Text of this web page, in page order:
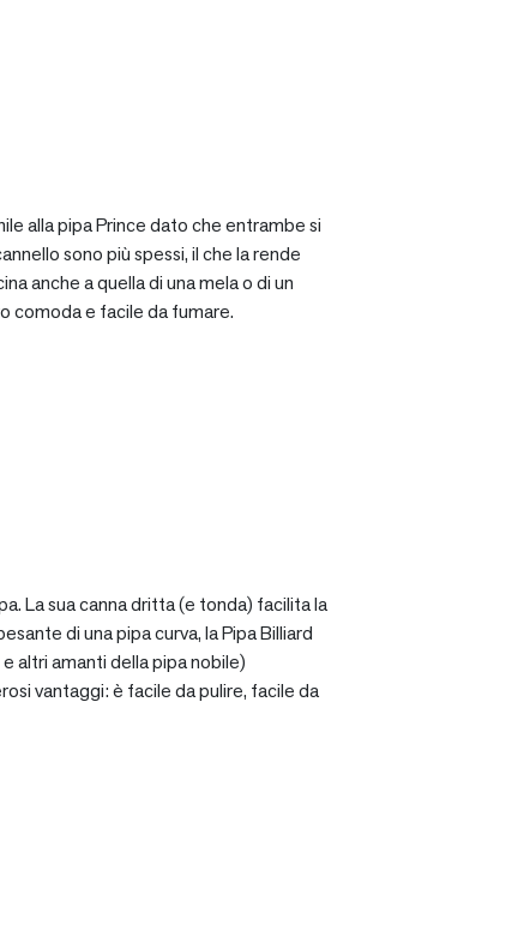
alla pipa Prince dato che entrambe si
sono più spessi, il che la rende
anche a quella di una mela o di un
comoda e facile da fumare.
La sua canna dritta (e tonda) facilita la
di una pipa curva, la Pipa Billiard
altri amanti della pipa nobile)
vantaggi: è facile da pulire, facile da